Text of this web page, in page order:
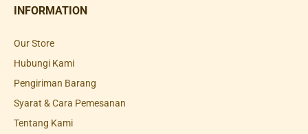
INFORMATION
Our Store
Hubungi Kami
Pengiriman Barang
Syarat & Cara Pemesanan
Tentang Kami